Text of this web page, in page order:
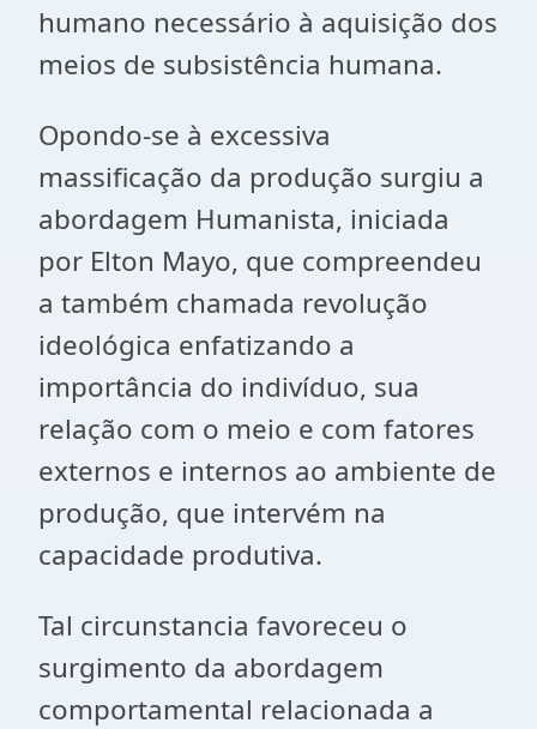
humano necessário à aquisição dos
meios de subsistência humana.
Opondo-se à excessiva
massificação da produção surgiu a
abordagem Humanista, iniciada
por Elton Mayo, que compreendeu
a também chamada revolução
ideológica enfatizando a
importância do indivíduo, sua
relação com o meio e com fatores
externos e internos ao ambiente de
produção, que intervém na
capacidade produtiva.
Tal circunstancia favoreceu o
surgimento da abordagem
comportamental relacionada a